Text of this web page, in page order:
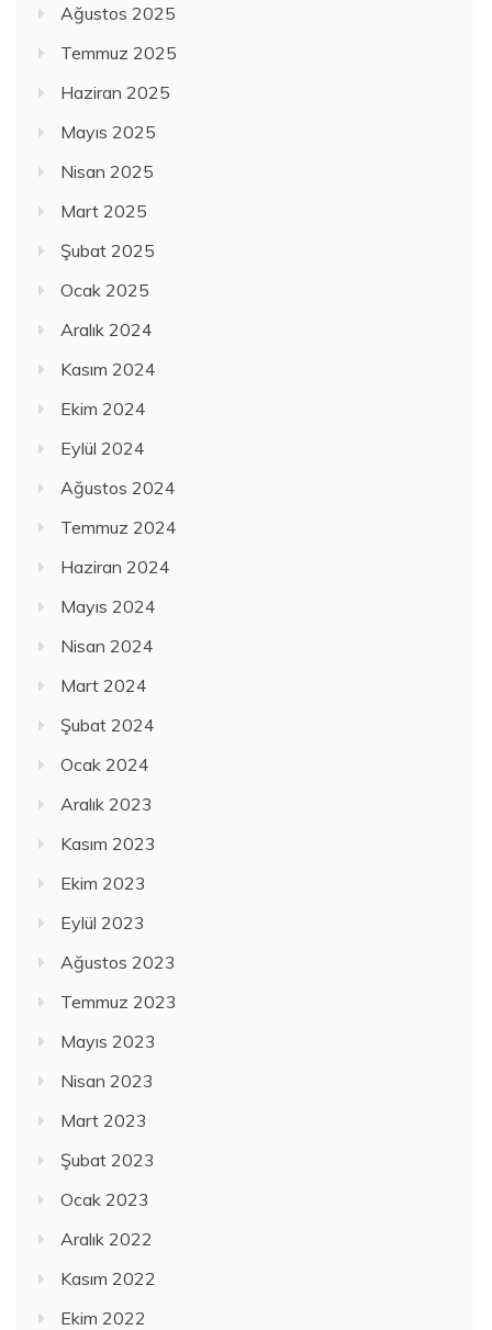
Ağustos 2025
Temmuz 2025
Haziran 2025
Mayıs 2025
Nisan 2025
Mart 2025
Şubat 2025
Ocak 2025
Aralık 2024
Kasım 2024
Ekim 2024
Eylül 2024
Ağustos 2024
Temmuz 2024
Haziran 2024
Mayıs 2024
Nisan 2024
Mart 2024
Şubat 2024
Ocak 2024
Aralık 2023
Kasım 2023
Ekim 2023
Eylül 2023
Ağustos 2023
Temmuz 2023
Mayıs 2023
Nisan 2023
Mart 2023
Şubat 2023
Ocak 2023
Aralık 2022
Kasım 2022
Ekim 2022